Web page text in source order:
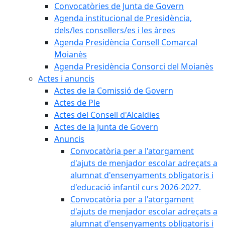
Convocatòries de Junta de Govern
Agenda institucional de Presidència,
dels/les consellers/es i les àrees
Agenda Presidència Consell Comarcal
Moianès
Agenda Presidència Consorci del Moianès
Actes i anuncis
Actes de la Comissió de Govern
Actes de Ple
Actes del Consell d'Alcaldies
Actes de la Junta de Govern
Anuncis
Convocatòria per a l'atorgament
d'ajuts de menjador escolar adreçats a
alumnat d'ensenyaments obligatoris i
d'educació infantil curs 2026-2027.
Convocatòria per a l'atorgament
d'ajuts de menjador escolar adreçats a
alumnat d'ensenyaments obligatoris i